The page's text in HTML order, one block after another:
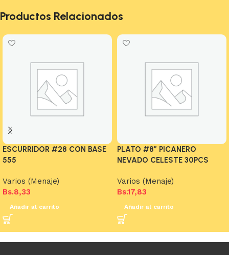
Productos Relacionados
ESCURRIDOR #28 CON BASE
555
Varios (Menaje)
Bs.8,33
Añadir al carrito
PLATO #8″ PICANERO
NEVADO CELESTE 30PCS
Varios (Menaje)
Bs.17,83
Añadir al carrito